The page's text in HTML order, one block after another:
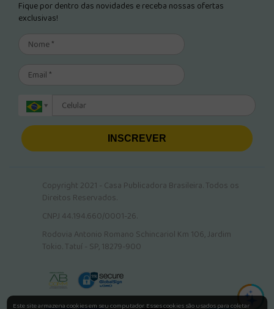
Fique por dentro das novidades e receba nossas ofertas
exclusivas!
INSCREVER
Copyright 2021 - Casa Publicadora Brasileira. Todos os
Direitos Reservados.
CNPJ 44.194.660/0001-26.
Rodovia Antonio Romano Schincariol Km 106, Jardim
Tokio. Tatuí - SP, 18279-900
Este site armazena cookies em seu computador. Esses cookies são usados para coletar